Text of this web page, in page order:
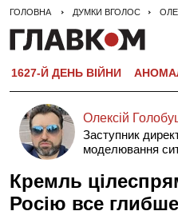
ГОЛОВНА ДУМКИ ВГОЛОС
1627-Й ДЕНЬ ВІЙНИ
Олексій
Заступник
моделювання
Кремль
Росію все